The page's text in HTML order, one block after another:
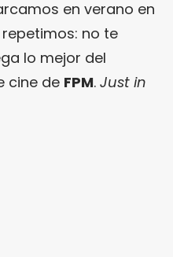
en verano en
no te
lo mejor del
cine de FPM. Just in